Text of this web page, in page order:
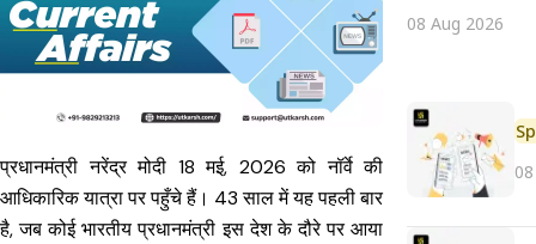
प्रधानमंत्री नरेंद्र मोदी 18 मई, 2026 को नॉर्वे की
आधिकारिक यात्रा पर पहुँचे हैं। 43 साल में यह पहली बार
है, जब कोई भारतीय प्रधानमंत्री इस देश के दौरे पर आया
08 Aug 2026